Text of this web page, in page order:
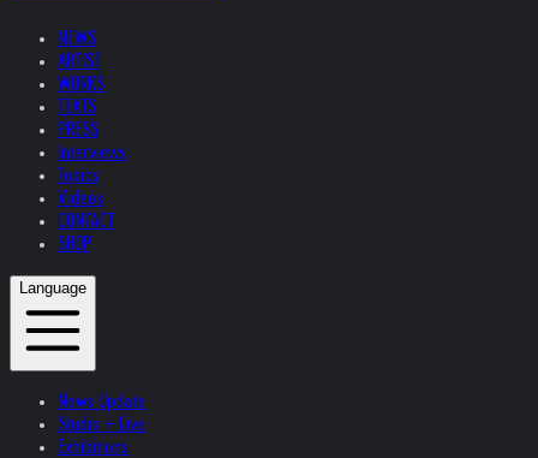
NEWS
ARTIST
WORKS
TEXTS
PRESS
Interviews
Topics
Videos
CONTACT
SHOP
Language
News Update
Studio + Live
Exhibitions